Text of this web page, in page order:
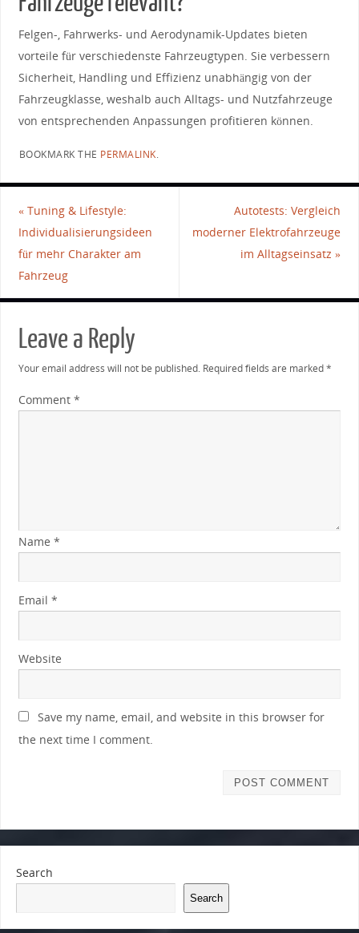
Felgen-, ⁤Fahrwerks- ‌und ⁣Aerodynamik-Updates bieten⁢
vorteile für verschiedenste Fahrzeugtypen. Sie verbessern
Sicherheit, Handling und Effizienz​ unabhängig von der‌
Fahrzeugklasse,⁤ weshalb auch Alltags-⁣ und Nutzfahrzeuge
von entsprechenden Anpassungen ⁢profitieren können.
BOOKMARK THE PERMALINK.
«Tuning & Lifestyle:
Individualisierungsideen
für mehr Charakter am
Fahrzeug
Autotests: Vergleich
moderner Elektrofahrzeuge
im Alltagseinsatz»
Leave a Reply
Your email address will not be published. Required fields are marked*
Comment *
Name *
Email *
Website
Save my name, email, and website in this browser for
the next time I comment.
Search
Search